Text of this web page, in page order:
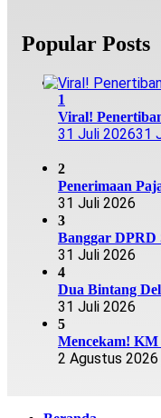
Popular Posts
1
Viral!
31 Juli 202631
2
Penerimaan
31 Juli 2026
3
Banggar DPRD
31 Juli 2026
4
Dua Bintang
31 Juli 2026
5
Mencekam! KM
2 Agustus 2026